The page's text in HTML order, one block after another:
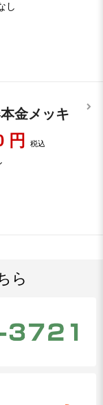
し
金メッキ
円税込
ら